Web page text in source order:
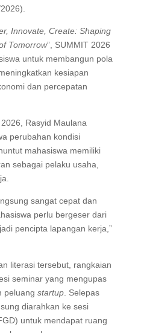
Innovate, Create: Shaping
Tomorrow”, SUMMIT 2026
untuk membangun pola
kesiapan
dan percepatan
Rasyid Maulana
perubahan kondisi
mahasiswa memiliki
sebagai pelaku usaha,
sangat cepat dan
perlu bergeser dari
pencipta lapangan kerja,”
literasi tersebut, rangkaian
seminar yang mengupas
peluang startup. Selepas
diarahkan ke sesi
untuk mendapat ruang